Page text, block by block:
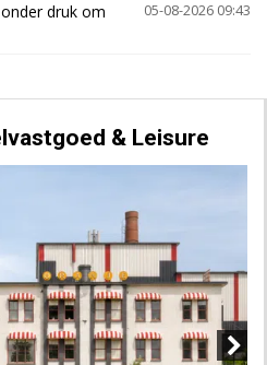
05-08-2026 09:43
druk om
& Leisure